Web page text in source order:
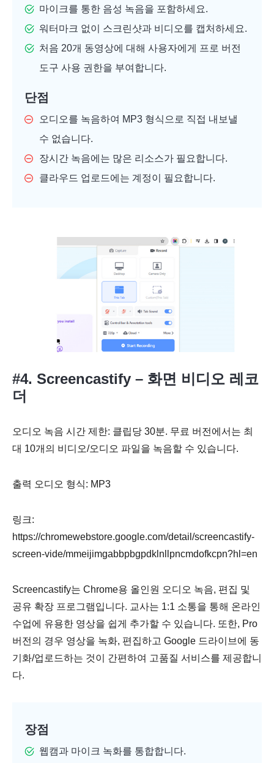
마이크를 통한 음성 녹음을 포함하세요.
워터마크 없이 스크린샷과 비디오를 캡처하세요.
처음 20개 동영상에 대해 사용자에게 프로 버전
도구 사용 권한을 부여합니다.
단점
오디오를 녹음하여 MP3 형식으로 직접 내보낼
수 없습니다.
장시간 녹음에는 많은 리소스가 필요합니다.
클라우드 업로드에는 계정이 필요합니다.
#4. Screencastify – 화면 비디오 레코
더
오디오 녹음 시간 제한: 클립당 30분. 무료 버전에서는 최
대 10개의 비디오/오디오 파일을 녹음할 수 있습니다.
출력 오디오 형식: MP3
링크:
https://chromewebstore.google.com/detail/screencastify-
screen-vide/mmeijimgabbpbgpdklnllpncmdofkcpn?hl=en
Screencastify는 Chrome용 올인원 오디오 녹음, 편집 및
공유 확장 프로그램입니다. 교사는 1:1 소통을 통해 온라인
수업에 유용한 영상을 쉽게 추가할 수 있습니다. 또한, Pro
버전의 경우 영상을 녹화, 편집하고 Google 드라이브에 동
기화/업로드하는 것이 간편하여 고품질 서비스를 제공합니
다.
장점
웹캠과 마이크 녹화를 통합합니다.